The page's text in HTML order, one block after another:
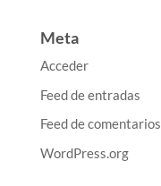
Meta
Acceder
Feed de entradas
Feed de comentarios
WordPress.org